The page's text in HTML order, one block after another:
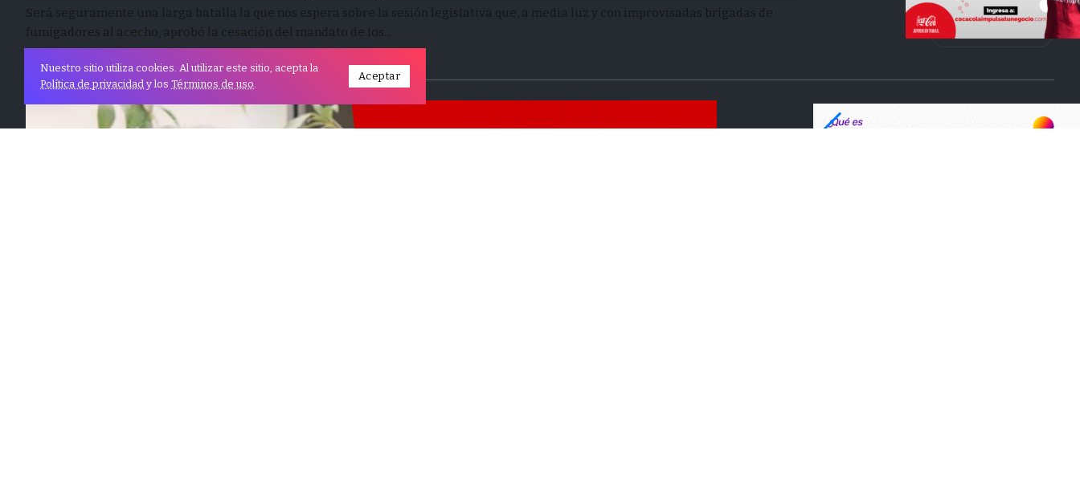
Será seguramente una larga batalla la que nos espera sobre la sesión legislativa que, a media luz y con improvisadas brigadas de
fumigadores al acecho, aprobó la cesación del mandato de los...
22 junio, 2024 3 Lectura 192
Tik Tok
PortadaPóliticaOpinión© Derechos reservados, AsuntosCentrales
Nuestro sitio utiliza cookies. Al utilizar este sitio, acepta la
Política de privacidad y los Términos de uso.
Aceptar